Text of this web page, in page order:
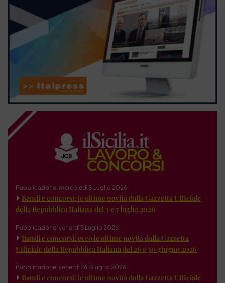
Pubblicazione: mercoledì 8 Luglio 2026
Bandi e concorsi: le ultime novità dalla Gazzetta Ufficiale
della Repubblica Italiana del 3 e 7 luglio 2026
Pubblicazione: venerdì 3 Luglio 2026
Bandi e concorsi: ecco le ultime novità dalla Gazzetta
Ufficiale della Repubblica Italiana del 26 e 30 giugno 2026
Pubblicazione: venerdì 26 Giugno 2026
Bandi e concorsi: le ultime novità dalla Gazzetta Ufficiale